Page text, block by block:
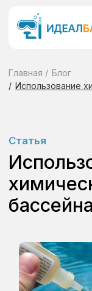
бассейнах